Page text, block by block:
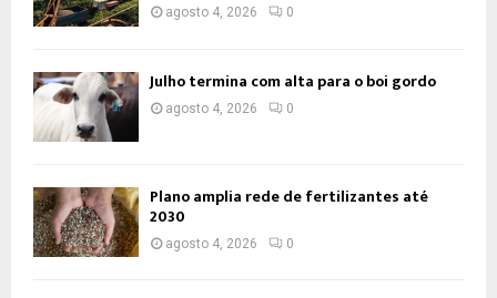
agosto 4, 2026 0
Julho termina com alta para o boi gordo
agosto 4, 2026 0
Plano amplia rede de fertilizantes até
2030
agosto 4, 2026 0